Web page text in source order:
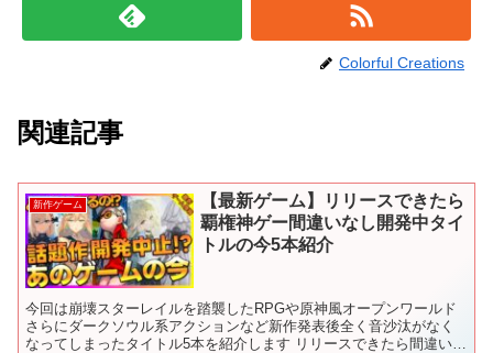
Colorful Creations
関連記事
新作ゲーム
【最新ゲーム】リリースできたら
覇権神ゲー間違いなし開発中タイ
トルの今5本紹介
今回は崩壊スターレイルを踏襲したRPGや原神風オープンワールド
さらにダークソウル系アクションなど新作発表後全く音沙汰がなく
なってしまったタイトル5本を紹介します リリースできたら間違いな